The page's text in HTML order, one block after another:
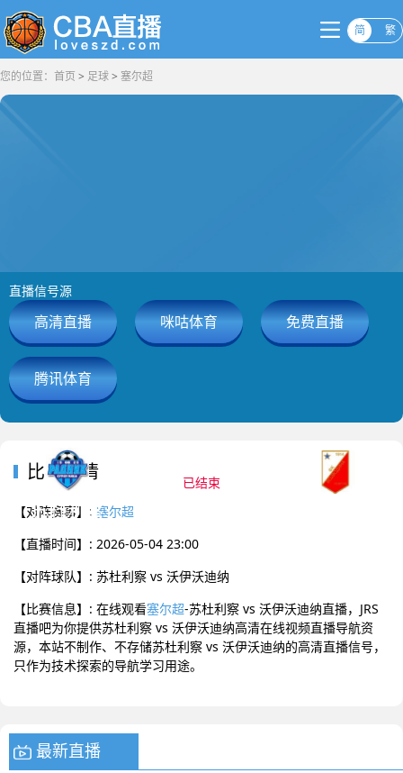
简 繁
您的位置： 首页 > 足球> 塞尔超
苏杜利察
已结束
直播信号源
高清直播 咪咕体育 免费直播
腾讯体育
比赛详情
【对阵赛事】: 塞尔超
【直播时间】: 2026-05-04 23:00
【对阵球队】: 苏杜利察 vs 沃伊沃迪纳
【比赛信息】: 在线观看塞尔超-苏杜利察 vs 沃伊沃迪纳直播，JRS
直播吧为你提供苏杜利察 vs 沃伊沃迪纳高清在线视频直播导航资
源，本站不制作、不存储苏杜利察 vs 沃伊沃迪纳的高清直播信号，
只作为技术探索的导航学习用途。
最新直播